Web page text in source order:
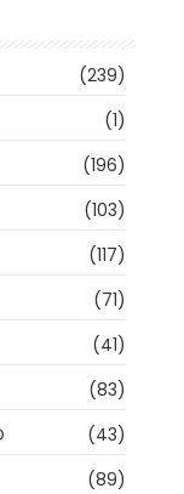
(239)
(1)
(196)
(103)
(117)
(71)
(41)
(83)
(43)
(89)